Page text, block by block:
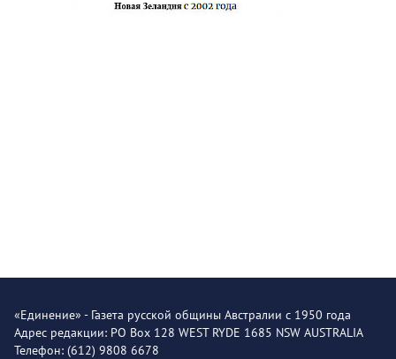
«Единение» - Газета русской общины Австралии с 1950 года
Адрес редакции: PO Box 128 WEST RYDE 1685 NSW AUSTRALIA
Телефон: (612) 9808 6678